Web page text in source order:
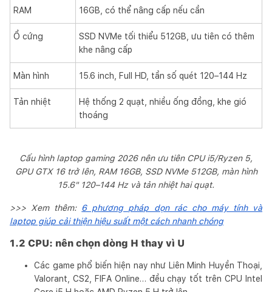
RAM 16GB, có thể nâng cấp nếu cần
Ổ cứng
SSD NVMe tối thiểu 512GB, ưu tiên có thêm
khe nâng cấp
Màn hình 15.6 inch, Full HD, tần số quét 120–144 Hz
Tản nhiệt
Hệ thống 2 quạt, nhiều ống đồng, khe gió
thoáng
Cấu hình laptop gaming 2026 nên ưu tiên CPU i5/Ryzen 5,
GPU GTX 16 trở lên, RAM 16GB, SSD NVMe 512GB, màn hình
15.6" 120–144 Hz và tản nhiệt hai quạt.
>>> Xem thêm: 6 phương pháp dọn rác cho máy tính và
laptop giúp cải thiện hiệu suất một cách nhanh chóng
1.2 CPU: nên chọn dòng H thay vì U
Các game phổ biến hiện nay như Liên Minh Huyền Thoại,
Valorant, CS2, FIFA Online… đều chạy tốt trên CPU Intel